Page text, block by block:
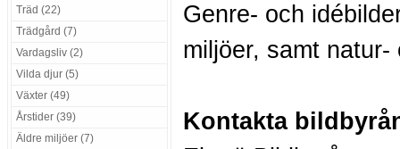
Träd (22)
Trädgård (7)
Vardagsliv (2)
Vilda djur (5)
Växter (49)
Årstider (39)
Äldre miljöer (7)
Genre- och
miljöer, samt
Kontakta